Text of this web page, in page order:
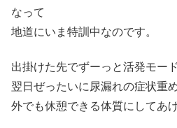
なって
地道にいま特訓中なのです。
出掛けた先でずーっと活発モー
翌日ぜったいに尿漏れの症状重
外でも休憩できる体質にしてあ